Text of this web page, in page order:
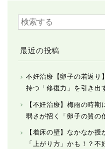
最近の投稿
不妊治療【卵子の若返り
持つ「修復力」を引き出
【不妊治療】梅雨の時
弱さが招く「卵子の質の
【着床の壁】なかなか
「上がり方」かも！？不